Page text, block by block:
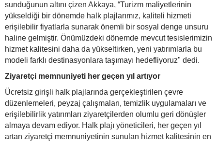
sunduğunun altını çizen Akkaya, “Turizm maliyetlerinin
yükseldiği bir dönemde halk plajlarımız, kaliteli hizmeti
erişilebilir fiyatlarla sunarak önemli bir sosyal denge unsuru
haline gelmiştir. Önümüzdeki dönemde mevcut tesislerimizin
hizmet kalitesini daha da yükseltirken, yeni yatırımlarla bu
modeli farklı destinasyonlara taşımayı hedefliyoruz" dedi.
Ziyaretçi memnuniyeti her geçen yıl artıyor
Ücretsiz girişli halk plajlarında gerçekleştirilen çevre
düzenlemeleri, peyzaj çalışmaları, temizlik uygulamaları ve
erişilebilirlik yatırımları ziyaretçilerden olumlu geri dönüşler
almaya devam ediyor. Halk plajı yöneticileri, her geçen yıl
artan ziyaretçi memnuniyetinin sunulan hizmet kalitesinin en